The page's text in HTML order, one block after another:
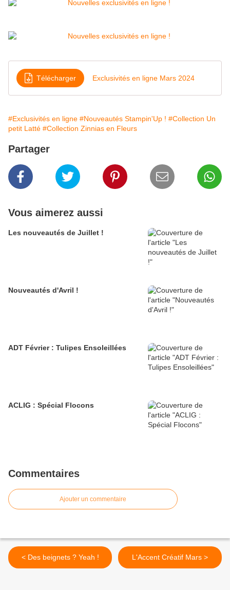
Télécharger Exclusivités en ligne Mars 2024
#Exclusivités en ligne #Nouveautés Stampin'Up ! #Collection Un
petit Latté #Collection Zinnias en Fleurs
Partager
Vous aimerez aussi
Les nouveautés de Juillet !
Nouveautés d'Avril !
ADT Février : Tulipes Ensoleillées
ACLIG : Spécial Flocons
Commentaires
Ajouter un commentaire
< Des beignets ? Yeah ! L'Accent Créatif Mars >